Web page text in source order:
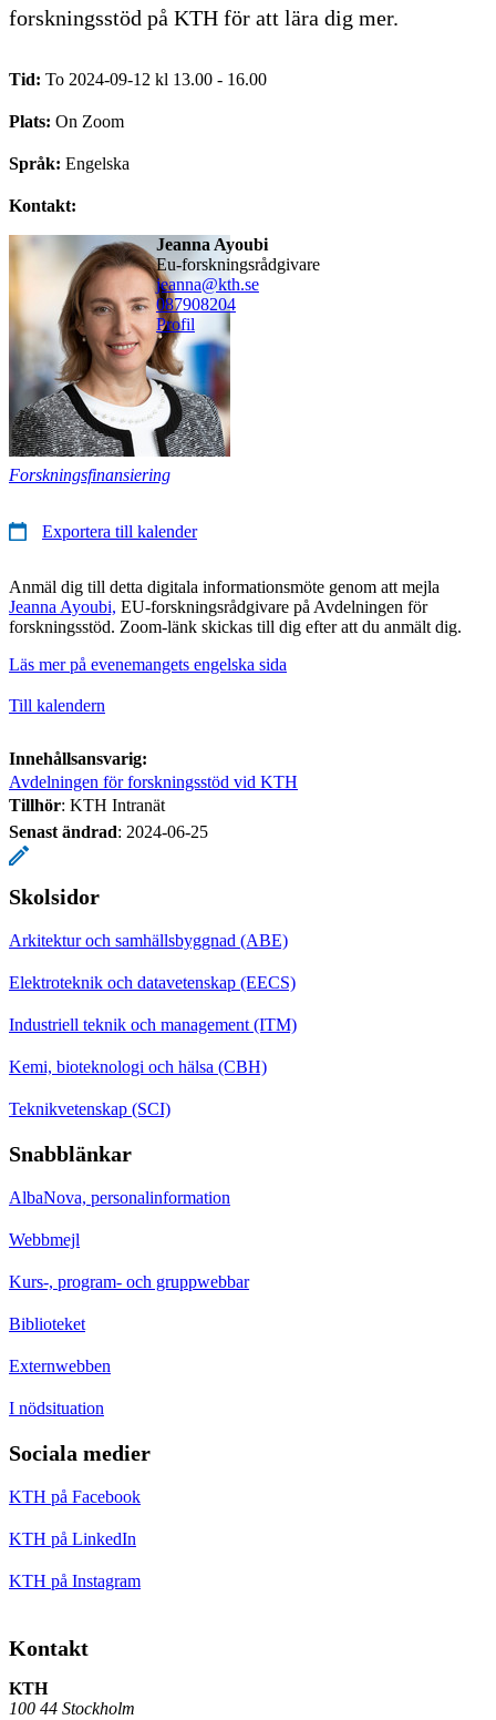
forskningsstöd på KTH för att lära dig mer.
Tid: To 2024-09-12 kl 13.00 - 16.00
Plats: On Zoom
Språk: Engelska
Kontakt:
Jeanna Ayoubi
eu-forskningsrådgivare
jeanna@kth.se
087908204
Profil
Forskningsfinansiering
Exportera till kalender
Anmäl dig till detta digitala informationsmöte genom att mejla
Jeanna Ayoubi, EU-forskningsrådgivare på Avdelningen för
forskningsstöd. Zoom-länk skickas till dig efter att du anmält dig.
Läs mer på evenemangets engelska sida
Till kalendern
Innehållsansvarig:
Avdelningen för forskningsstöd vid KTH
Tillhör: KTH Intranät
Senast ändrad: 2024-06-25
Skolsidor
Arkitektur och samhällsbyggnad (ABE)
Elektroteknik och datavetenskap (EECS)
Industriell teknik och management (ITM)
Kemi, bioteknologi och hälsa (CBH)
Teknikvetenskap (SCI)
Snabblänkar
AlbaNova, personalinformation
Webbmejl
Kurs-, program- och gruppwebbar
Biblioteket
Externwebben
I nödsituation
Sociala medier
KTH på Facebook
KTH på LinkedIn
KTH på Instagram
Kontakt
KTH
100 44 Stockholm